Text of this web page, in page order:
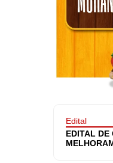
Edital
EDITAL DE